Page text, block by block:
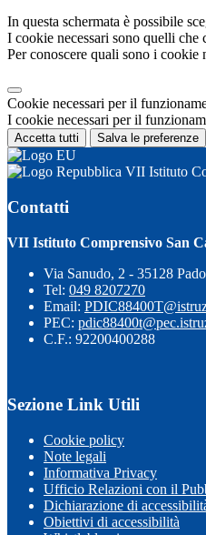
In questa schermata è possibile
I cookie necessari sono quelli
Per conoscere quali sono i cookie
Cookie necessari per il
I cookie necessari per il
Accetta tutti Salva le preferenze
VII Istituto
Contatti
VII Istituto Comprensivo San
Via Sanudo, 2 - 35128
Tel: 049 8207270
Email:
PEC:
C.F.: 92200400288
Sezione Link Utili
Cookie policy
Note legali
Informativa Privacy
Ufficio Relazioni con il
Dichiarazione di
Obiettivi di accessibilità